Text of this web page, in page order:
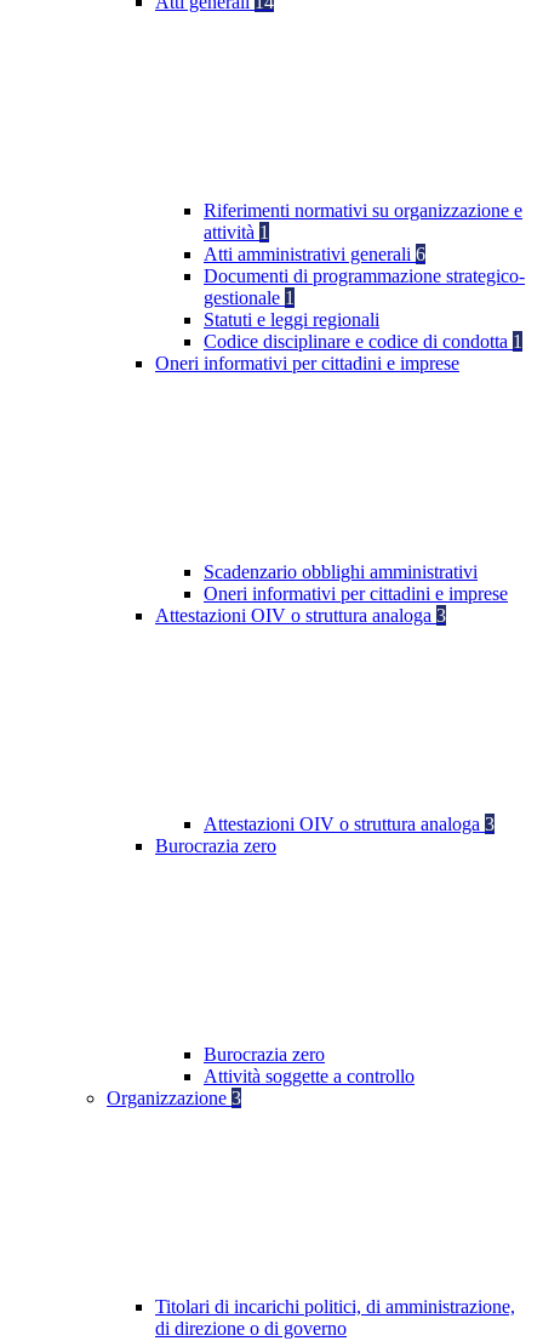
Riferimenti normativi su organizzazione e
attività 1
Atti amministrativi generali 6
Documenti di programmazione strategico-
gestionale 1
Statuti e leggi regionali
Codice disciplinare e codice di condotta 1
Oneri informativi per cittadini e imprese
Scadenzario obblighi amministrativi
Oneri informativi per cittadini e imprese
Attestazioni OIV o struttura analoga 3
Attestazioni OIV o struttura analoga 3
Burocrazia zero
Burocrazia zero
Attività soggette a controllo
Organizzazione 3
Titolari di incarichi politici, di amministrazione,
di direzione o di governo